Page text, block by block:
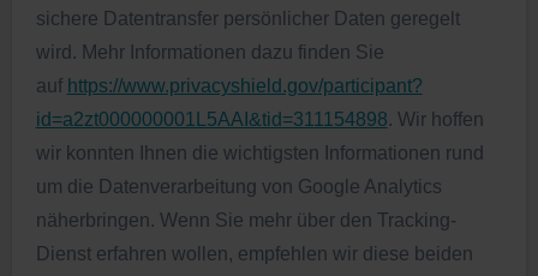
sichere Datentransfer persönlicher Daten geregelt
wird. Mehr Informationen dazu finden Sie
auf https://www.privacyshield.gov/participant?
id=a2zt000000001L5AAI&tid=311154898. Wir hoffen
wir konnten Ihnen die wichtigsten Informationen rund
um die Datenverarbeitung von Google Analytics
näherbringen. Wenn Sie mehr über den Tracking-
Dienst erfahren wollen, empfehlen wir diese beiden